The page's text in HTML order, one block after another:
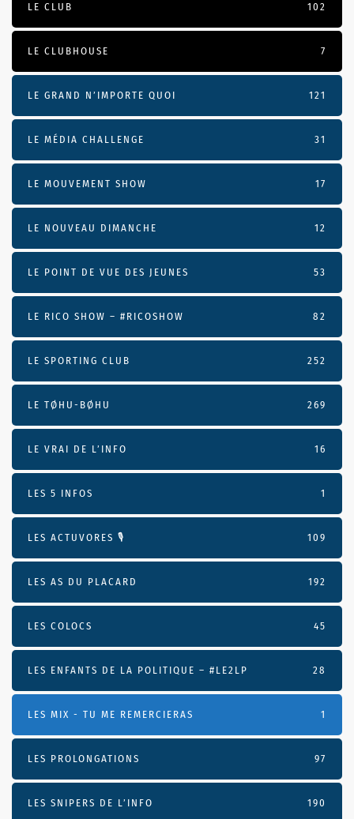
LE CLUB 102
LE CLUBHOUSE 7
LE GRAND N’IMPORTE QUOI 121
LE MÉDIA CHALLENGE 31
LE MOUVEMENT SHOW 17
LE NOUVEAU DIMANCHE 12
LE POINT DE VUE DES JEUNES 53
LE RICO SHOW – #RICOSHOW 82
LE SPORTING CLUB 252
LE TØHU-BØHU 269
LE VRAI DE L’INFO 16
LES 5 INFOS 1
LES ACTUVORES 🎙 109
LES AS DU PLACARD 192
LES COLOCS 45
LES ENFANTS DE LA POLITIQUE – #LE2LP 28
LES MIX - TU ME REMERCIERAS 1
LES PROLONGATIONS 97
LES SNIPERS DE L’INFO 190